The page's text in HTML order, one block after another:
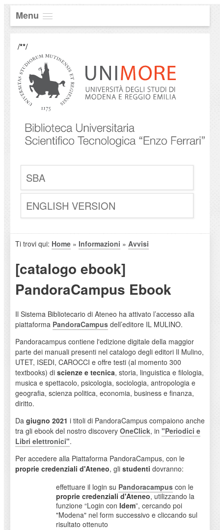
Menu
/**/
SBA
ENGLISH VERSION
Ti trovi qui: Home» Informazioni » Avvisi
[catalogo ebook]
PandoraCampus Ebook
Il Sistema Bibliotecario di Ateneo ha attivato l’accesso alla
piattaforma PandoraCampusdell’editore IL MULINO.
Pandoracampus contiene l'edizione digitale della maggior
parte dei manuali presenti nel catalogo degli editori Il Mulino,
UTET, ISEDI, CAROCCI e offre testi (al momento 300
textbooks) di scienze e tecnica, storia, linguistica e filologia,
musica e spettacolo, psicologia, sociologia, antropologia e
geografia, scienza politica, economia, business e finanza,
diritto.
Da giugno 2021 i titoli di PandoraCampus compaiono anche
tra gli ebook del nostro discovery OneClick, in "Periodici e
Libri elettronici".
Per accedere alla Piattaforma PandoraCampus, con le
proprie credenziali d'Ateneo, gli studenti dovranno:
effettuare il login su Pandoracampus con le
proprie credenziali d'Ateneo, utilizzando la
funzione “Login conIdem”, cercando poi
"Modena" nel form successivo e cliccando sul
risultato ottenuto